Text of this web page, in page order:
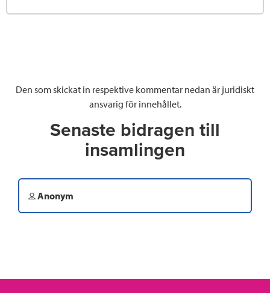
Den som skickat in respektive kommentar nedan är juridiskt
ansvarig för innehållet.
Senaste bidragen till
insamlingen
Anonym